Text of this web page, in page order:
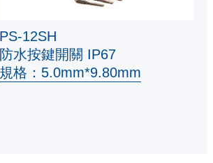
PS-12SH
防水按鍵開關 IP67
規格：5.0mm*9.80mm